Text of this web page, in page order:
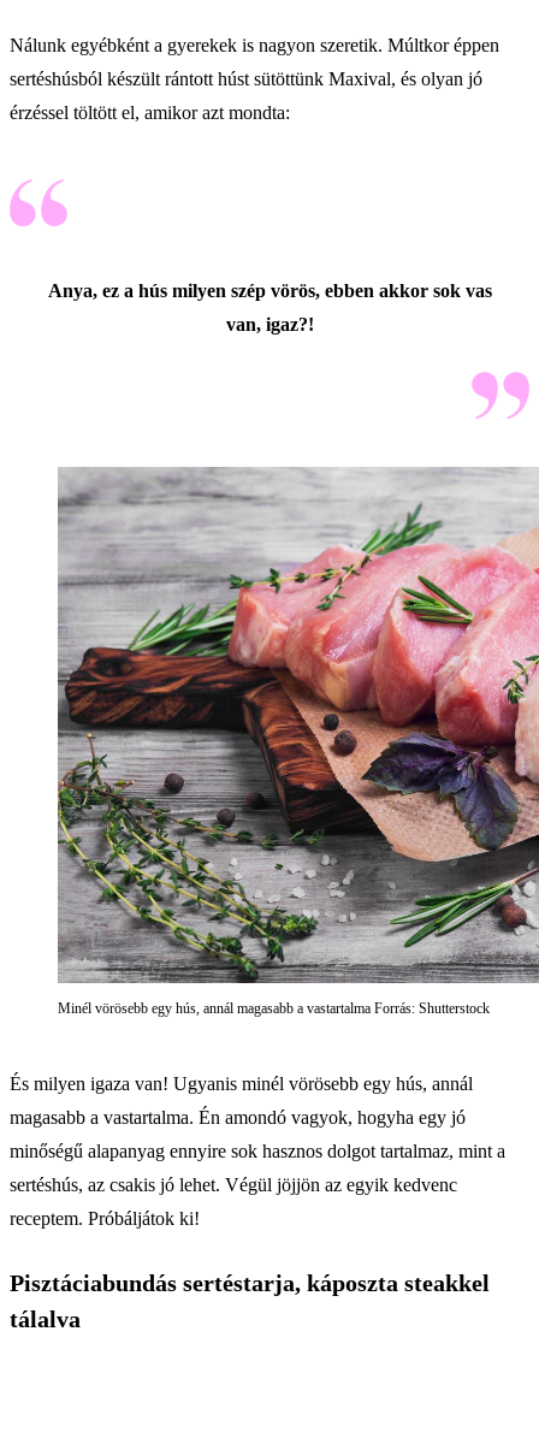
Nálunk egyébként a gyerekek is nagyon szeretik. Múltkor éppen
sertéshúsból készült rántott húst sütöttünk Maxival, és olyan jó
érzéssel töltött el, amikor azt mondta:
Anya, ez a hús milyen szép vörös, ebben akkor sok vas
van, igaz?!
Minél vörösebb egy hús, annál magasabb a vastartalma Forrás: Shutterstock
És milyen igaza van! Ugyanis minél vörösebb egy hús, annál
magasabb a vastartalma. Én amondó vagyok, hogyha egy jó
minőségű alapanyag ennyire sok hasznos dolgot tartalmaz, mint a
sertéshús, az csakis jó lehet. Végül jöjjön az egyik kedvenc
receptem. Próbáljátok ki!
Pisztáciabundás sertéstarja, káposzta steakkel
tálalva